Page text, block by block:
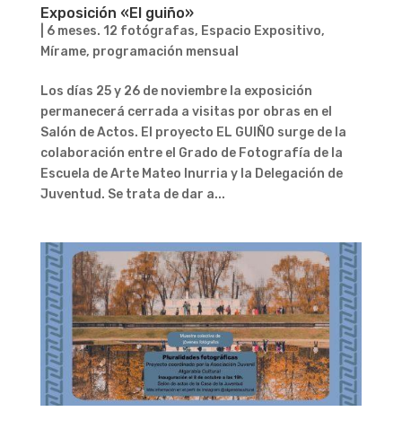
Exposición «El guiño»
6 meses. 12 fotógrafas, Espacio Expositivo,
Mírame, programación mensual
Los días 25 y 26 de noviembre la exposición
permanecerá cerrada a visitas por obras en el
Salón de Actos. El proyecto EL GUIÑO surge de la
colaboración entre el Grado de Fotografía de la
Escuela de Arte Mateo Inurria y la Delegación de
Juventud. Se trata de dar a...